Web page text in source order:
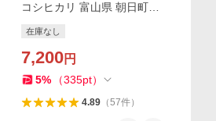
コシヒカリ 富山県 朝日町産
【英〜はなぶさ〜】精米9kg
精米 白米 残留農薬検査済
在庫なし
7,200円
5% （335pt）
4.89（57件）